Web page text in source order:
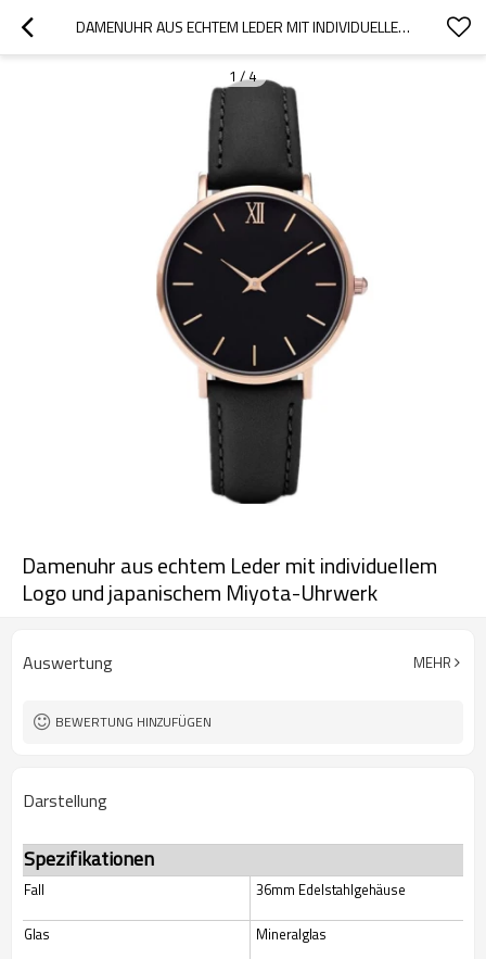
DAMENUHR AUS ECHTEM LEDER MIT INDIVIDUELLEM LOGO UND JAPANISCHEM MIYOTA-UHRWERK
1/4
Damenuhr aus echtem Leder mit individuellem
Logo und japanischem Miyota-Uhrwerk
Auswertung MEHR
BEWERTUNG HINZUFÜGEN
Darstellung
Spezifikationen
Fall 36mm Edelstahlgehäuse
Glas Mineralglas